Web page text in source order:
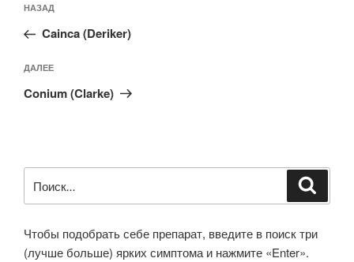
по
записям
Предыдущая
запись:
НАЗАД
Cainca (Deriker)
Следующая
запись
ДАЛЕЕ
Conium (Clarke)
Чтобы подобрать себе препарат, введите в поиск три
(лучше больше) ярких симптома и нажмите «Enter».